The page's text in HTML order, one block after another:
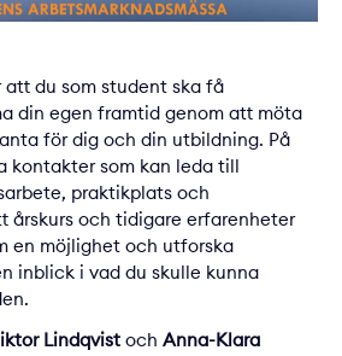
att du som student ska få
din egen framtid genom att möta
för dig och din utbildning. På
kontakter som kan leda till
praktikplats och
årskurs och tidigare erfarenheter
en möjlighet och utforska
inblick i vad du skulle kunna
Lindqvist och Anna-Klara